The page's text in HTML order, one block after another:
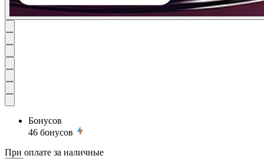
Бонусов
46 бонусов
При оплате за наличные